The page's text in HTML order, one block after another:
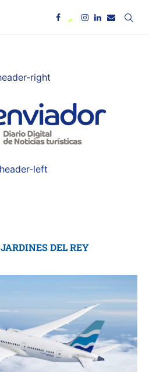
JARDINES DEL REY